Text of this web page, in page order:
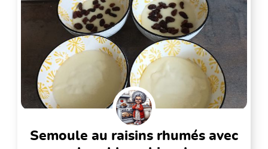
semoule au raisins rhumés avec